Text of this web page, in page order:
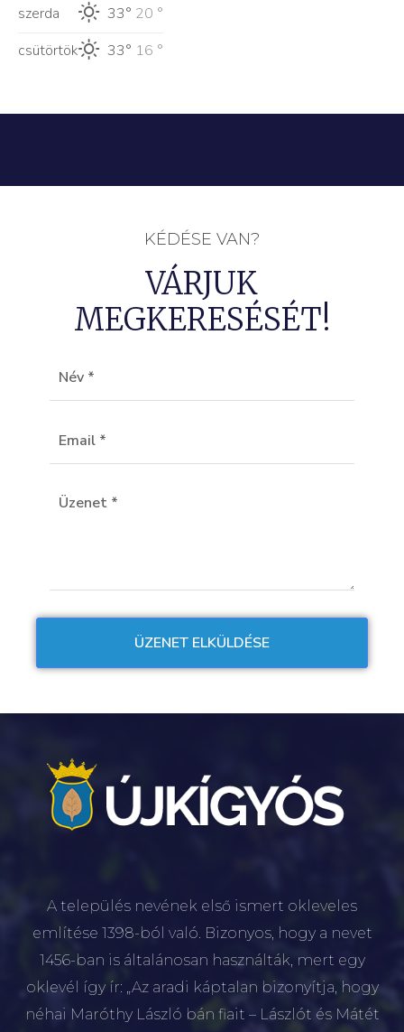
szerda 33° 20 °
csütörtök
33° 16 °
KÉDÉSE VAN?
VÁRJUK
MEGKERESÉSÉT!
A település nevének első ismert okleveles
említése 1398-ból való. Bizonyos, hogy a nevet
1456-ban is általánosan használták, mert egy
oklevél így ír: „Az aradi káptalan bizonyítja, hogy
néhai Maróthy László bán fiait – Lászlót és Mátét